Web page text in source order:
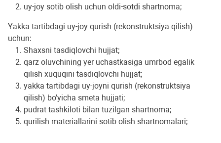
uy-joy sotib olish uchun oldi-sotdi shartnoma;
Yakka tartibdagi uy-joy qurish (rekonstruktsiya qilish)
uchun:
Shaxsni tasdiqlovchi hujjat;
qarz oluvchining yer uchastkasiga umrbod egalik
qilish xuquqini tasdiqlovchi hujjat;
yakka tartibdagi uy-joyni qurish (rekonstruktsiya
qilish) bo'yicha smeta hujjati;
pudrat tashkiloti bilan tuzilgan shartnoma;
qurilish materiallarini sotib olish shartnomalari;